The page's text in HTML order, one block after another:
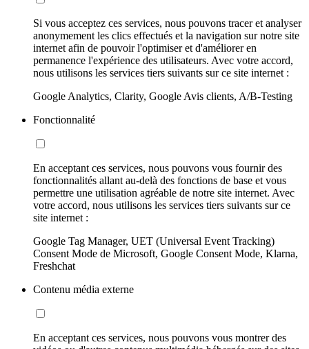
Si vous acceptez ces services, nous pouvons tracer et analyser
anonymement les clics effectués et la navigation sur notre site
internet afin de pouvoir l'optimiser et d'améliorer en
permanence l'expérience des utilisateurs. Avec votre accord,
nous utilisons les services tiers suivants sur ce site internet :
Google Analytics, Clarity, Google Avis clients, A/B-Testing
Fonctionnalité
En acceptant ces services, nous pouvons vous fournir des
fonctionnalités allant au-delà des fonctions de base et vous
permettre une utilisation agréable de notre site internet. Avec
votre accord, nous utilisons les services tiers suivants sur ce
site internet :
Google Tag Manager, UET (Universal Event Tracking)
Consent Mode de Microsoft, Google Consent Mode, Klarna,
Freshchat
Contenu média externe
En acceptant ces services, nous pouvons vous montrer des